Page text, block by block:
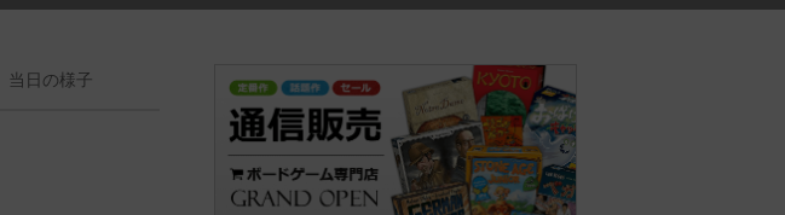
当日の様子